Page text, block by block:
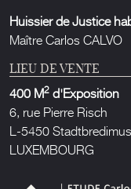
Huissier de Justice
Maître Carlos CALVO
LIEU DE VENTE
400 M2 d'Exposition
6, rue Pierre Risch
L-5450 Stadtbredimus
LUXEMBOURG